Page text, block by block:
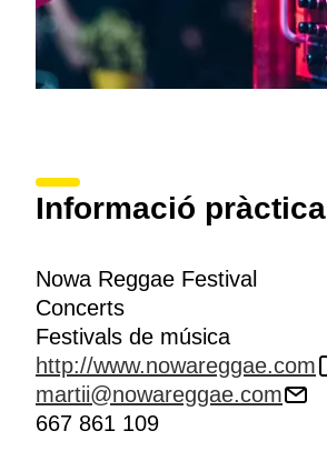
Informació pràctica
Nowa Reggae Festival
Concerts
Festivals de música
http://www.nowareggae.com
martii@nowareggae.com
667 861 109